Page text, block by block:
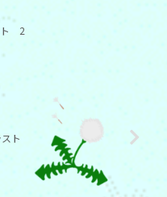
ト 2
ト